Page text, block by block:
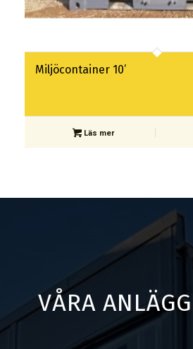
Miljöcontainer 10’
Läs mer
VÅRA